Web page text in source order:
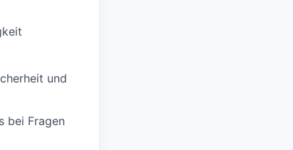
und
bei Fragen